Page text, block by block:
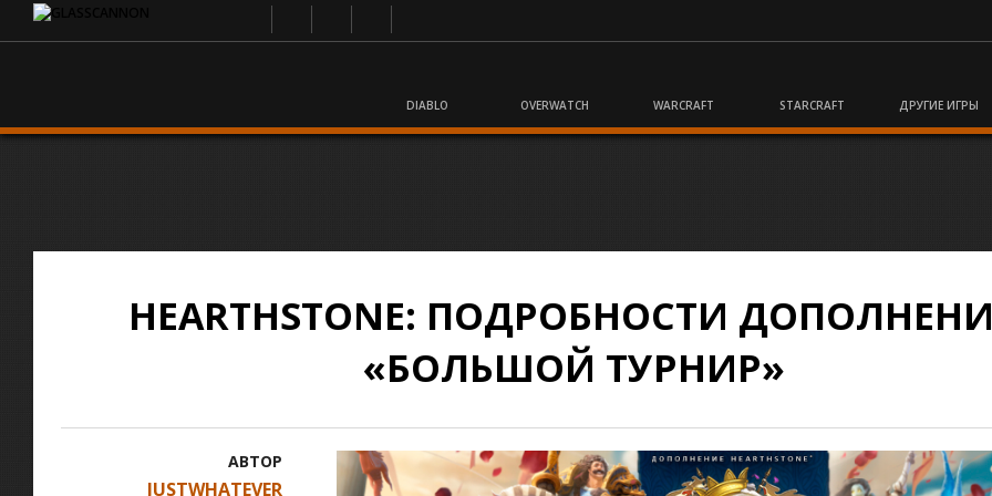
DIABLO OVERWATCH WARCRAFT STARCRAFT ДРУГИЕ ИГРЫ
HEARTHSTONE: ПОДРОБНОСТИ
«БОЛЬШОЙ ТУРНИР»
АВТОР
JUSTWHATEVER